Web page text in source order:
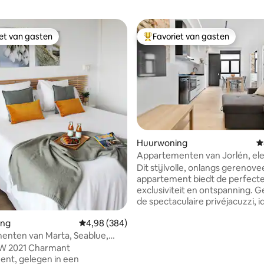
van gasten
van gasten
Gemiddelde beoordeling van 4,98 op 5, 384
4,98 (384)
van Marta, Seablue,
zee
2021 Charmant
gelegen in een
Topfavoriet van gasten
Favoriet van gasten
Huurwoning
Appartementen van Jorlén,
met jacuzzi en c.
Dit stijlvolle, onlangs
appartement biedt de
exclusiviteit en ontspanning.
de spectaculaire privéjacuzzi,